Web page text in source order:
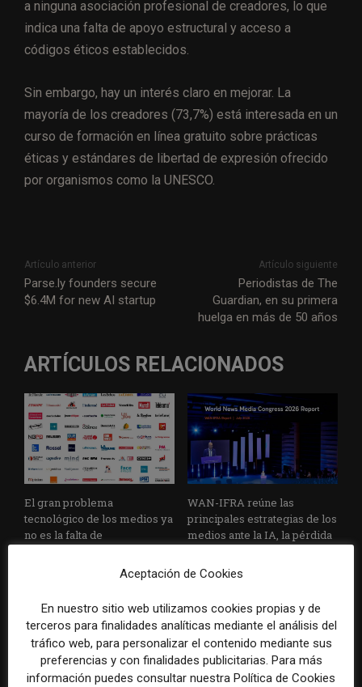
a ninguna asociación profesional de creadores, lo que
indica una falta de apoyo estructural y acceso a
códigos éticos establecidos.
Sin embargo, hay un interés claro en mejorar. La
mayoría de los creadores (73,7%) está interesada en un
curso de formación en línea gratuito sobre prácticas
éticas y estándares de libertad de expresión ofrecido
por organismos como la UNESCO.
Artículo anterior
Parse.ly founders secure
$6.4M for new AI startup
Artículo siguiente
Periodistas de The
Guardian, en su primera
huelga en más de 50 años
ARTÍCULOS RELACIONADOS
El gran problema
tecnológico de los medios ya
no es la falta de
WAN-IFRA reúne las
principales estrategias de los
medios ante la IA, la pérdida
consumo
Aceptación de Cookies
En nuestro sitio web utilizamos cookies propias y de
terceros para finalidades analíticas mediante el análisis del
tráfico web, para personalizar el contenido mediante sus
preferencias y con finalidades publicitarias. Para más
información puedes consultar nuestra Política de Cookies